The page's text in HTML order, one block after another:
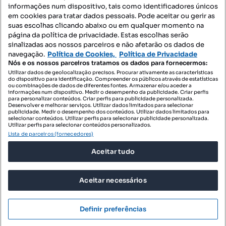
Mensagens
Ligar
Contacte-nos
SIGA-NOS:
DESCARREGAR NA:
© 2026 Imovirtual.com, OLX Portugal, S.A.
POLÍTICA DE PRIVACIDADE
informações num dispositivo, tais como identificadores únicos
em cookies para tratar dados pessoais. Pode aceitar ou gerir as
suas escolhas clicando abaixo ou em qualquer momento na
página da política de privacidade. Estas escolhas serão
sinalizadas aos nossos parceiros e não afetarão os dados de
navegação. Política de Cookies, Política de Privacidade
Nós e os nossos parceiros tratamos os dados para fornecermos:
Utilizar dados de geolocalização precisos. Procurar ativamente as características
do dispositivo para identificação. Compreender os públicos através de estatísticas
ou combinações de dados de diferentes fontes. Armazenar e/ou aceder a
informações num dispositivo. Medir o desempenho da publicidade. Criar perfis
para personalizar conteúdos. Criar perfis para publicidade personalizada.
Desenvolver e melhorar serviços. Utilizar dados limitados para selecionar
publicidade. Medir o desempenho dos conteúdos. Utilizar dados limitados para
selecionar conteúdos. Utilizar perfis para selecionar publicidade personalizada.
Utilizar perfis para selecionar conteúdos personalizados.
Lista de parceiros (fornecedores)
Aceitar tudo
Aceitar necessários
Definir preferências